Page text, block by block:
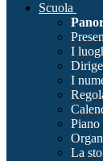
Scuola
I
I
Piano
La